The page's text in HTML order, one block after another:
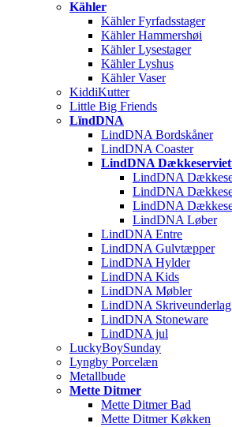
Kähler
Kähler Fyrfadsstager
Kähler Hammershøi
Kähler Lysestager
Kähler Lyshus
Kähler Vaser
KiddiKutter
Little Big Friends
LïndDNA
LindDNA Bordskåner
LindDNA Coaster
LindDNA
LindDNA
LindDNA
LindDNA
LindDNA Løber
LindDNA Entre
LindDNA Gulvtæpper
LindDNA Hylder
LindDNA Kids
LindDNA Møbler
LindDNA Skriveunderlag
LindDNA Stoneware
LindDNA jul
LuckyBoySunday
Lyngby Porcelæn
Metallbude
Mette Ditmer
Mette Ditmer Bad
Mette Ditmer Køkken